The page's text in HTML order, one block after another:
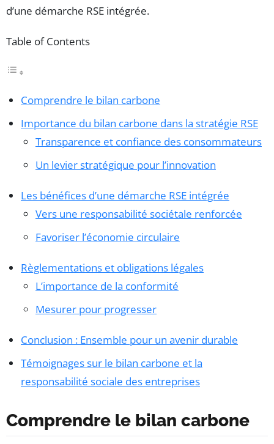
d’une démarche RSE intégrée.
Table of Contents
Comprendre le bilan carbone
Importance du bilan carbone dans la stratégie RSE
Transparence et confiance des consommateurs
Un levier stratégique pour l’innovation
Les bénéfices d’une démarche RSE intégrée
Vers une responsabilité sociétale renforcée
Favoriser l’économie circulaire
Règlementations et obligations légales
L’importance de la conformité
Mesurer pour progresser
Conclusion : Ensemble pour un avenir durable
Témoignages sur le bilan carbone et la
responsabilité sociale des entreprises
Comprendre le bilan carbone